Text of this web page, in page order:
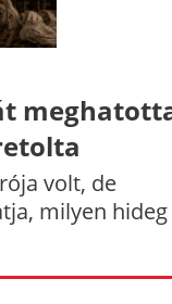
volt, de
milyen hideg